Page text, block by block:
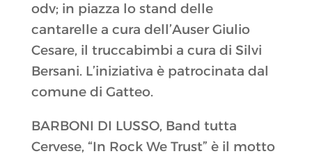
odv; in piazza lo stand delle
cantarelle a cura dell’Auser Giulio
Cesare, il truccabimbi a cura di Silvi
Bersani. L’iniziativa è patrocinata dal
comune di Gatteo.
BARBONI DI LUSSO, Band tutta
Cervese, “In Rock We Trust” è il motto